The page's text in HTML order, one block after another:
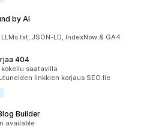
by AI
JSON-LD, IndexNow & GA4
404
kokeilu saatavilla
linkkien korjaus SEO:lle
Builder
available